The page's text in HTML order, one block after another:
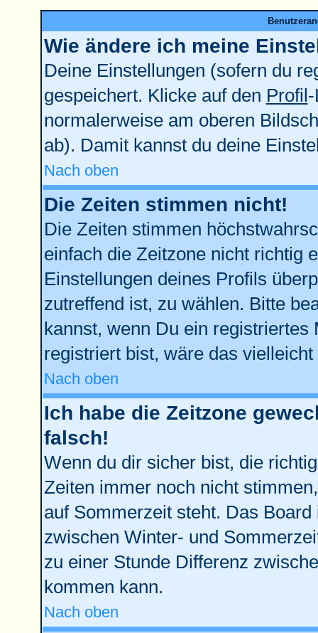
Wie ändere ich meine
Deine Einstellungen (sofern du
gespeichert. Klicke auf den Profil
normalerweise am oberen
ab). Damit kannst du deine
Nach oben
Die Zeiten stimmen nicht!
Die Zeiten stimmen
einfach die Zeitzone nicht richtig
Einstellungen deines Profils
zutreffend ist, zu wählen. Bitte
kannst, wenn Du ein
registriert bist, wäre das
Nach oben
Ich habe die Zeitzone
falsch!
Wenn du dir sicher bist, die
Zeiten immer noch nicht
auf Sommerzeit steht. Das
zwischen Winter- und
zu einer Stunde Differenz
kommen kann.
Nach oben